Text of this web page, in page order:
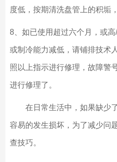
度低，按期清洗盘管上的积垢
8、如已使用超过六个月，或高
或制冷能力减低，请铺排技术
照以上指示进行修理，故障警
进行修理了。
在日常生活中，如果缺少
容易的发生损坏，为了减少问
查技巧。